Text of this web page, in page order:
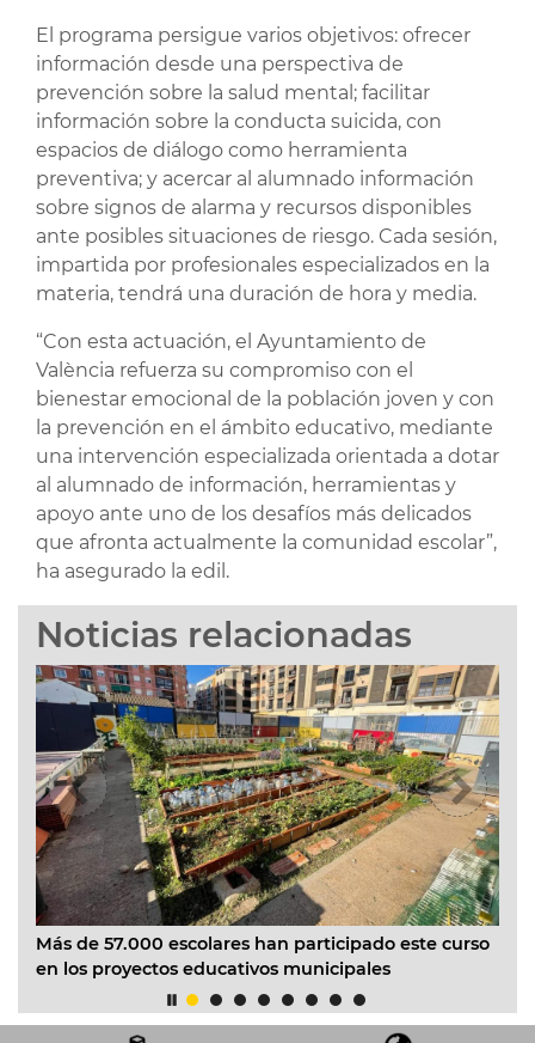
El programa persigue varios objetivos: ofrecer
información desde una perspectiva de
prevención sobre la salud mental; facilitar
información sobre la conducta suicida, con
espacios de diálogo como herramienta
preventiva; y acercar al alumnado información
sobre signos de alarma y recursos disponibles
ante posibles situaciones de riesgo. Cada sesión,
impartida por profesionales especializados en la
materia, tendrá una duración de hora y media.
“Con esta actuación, el Ayuntamiento de
València refuerza su compromiso con el
bienestar emocional de la población joven y con
la prevención en el ámbito educativo, mediante
una intervención especializada orientada a dotar
al alumnado de información, herramientas y
apoyo ante uno de los desafíos más delicados
que afronta actualmente la comunidad escolar”,
ha asegurado la edil.
Noticias relacionadas
Más de 57.000 escolares han participado este curso
en los proyectos educativos municipales